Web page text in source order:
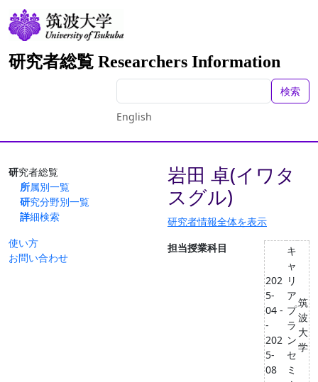
研究者総覧 Researchers Information
検索
English
研究者総覧
所属別一覧
研究分野別一覧
詳細検索
使い方
お問い合わせ
岩田 卓(イワタ
スグル)
研究者情報全体を表示
担当授業科目
202
5-
04 -
-
202
5-
08
キ
ャ
リ
ア
プ
ラ
ン
セ
ミ
筑
波
大
学